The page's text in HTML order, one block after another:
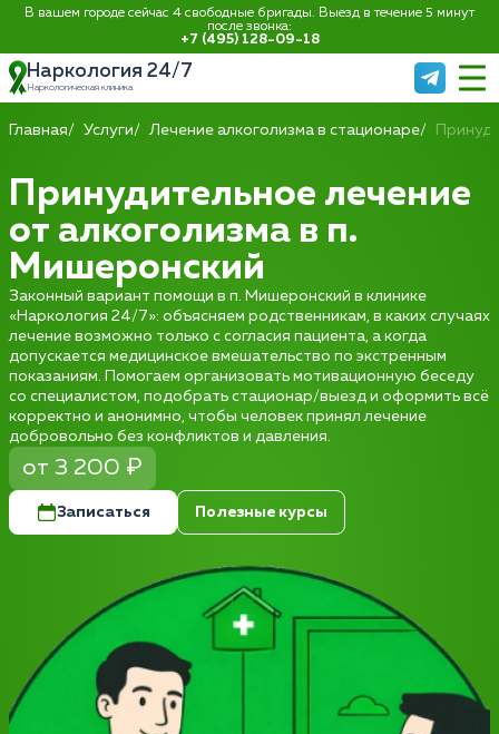
В вашем городе сейчас 4 свободные бригады. Выезд в течение 5 минут
после звонка:
+7 (495) 128-09-18
Наркология 24/7
Наркологическая клиника
Главная Услуги Лечение алкоголизма в стационаре
Принудительное лечение
от алкоголизма в п.
Мишеронский
Законный вариант помощи в п. Мишеронский в клинике
«Наркология 24/7»: объясняем родственникам, в каких случаях
лечение возможно только с согласия пациента, а когда
допускается медицинское вмешательство по экстренным
показаниям. Помогаем организовать мотивационную беседу
со специалистом, подобрать стационар/выезд и оформить всё
корректно и анонимно, чтобы человек принял лечение
добровольно без конфликтов и давления.
от 3 200 ₽
Записаться Полезные курсы